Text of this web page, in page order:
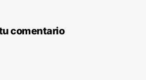
comentario